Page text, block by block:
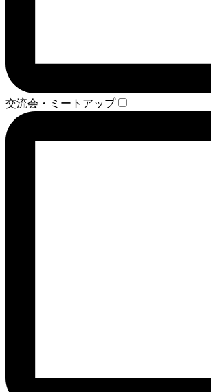
交流会・ミートアップ